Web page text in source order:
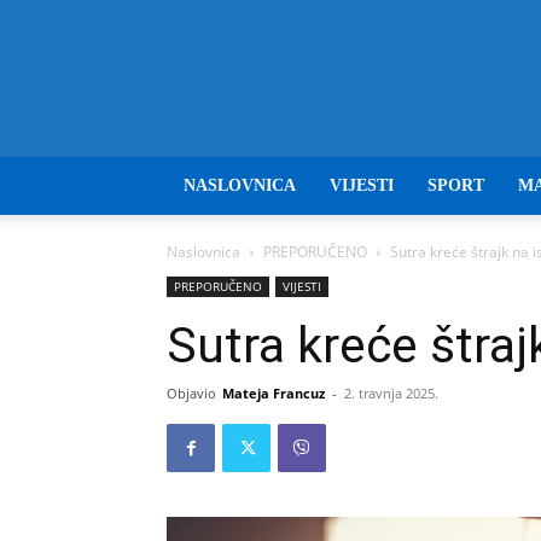
NASLOVNICA VIJESTI SPORT
Naslovnica PREPORUČENO Sutra kreće štrajk na
PREPORUČENO VIJESTI
Sutra kreće
Objavio Mateja Francuz - 2. travnja 2025.